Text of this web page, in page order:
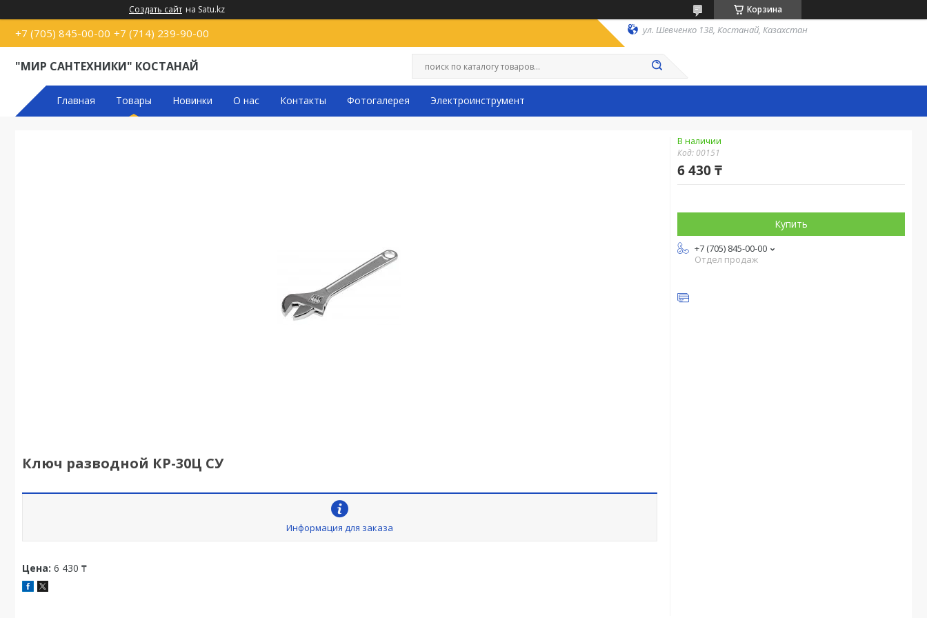
Создать сайт на Satu.kz Корзина
+7 (705) 845-00-00 +7 (714) 239-90-00 ул. Шевченко 138, Костанай, Казахстан
"МИР САНТЕХНИКИ" КОСТАНАЙ
Главная Товары Новинки О нас Контакты Фотогалерея Электроинструмент
Ключ разводной КР-30Ц СУ
Информация для заказа
Цена: 6 430 ₸
В наличии
Код: 00151
6 430 ₸
Купить
+7 (705) 845-00-00
Отдел продаж